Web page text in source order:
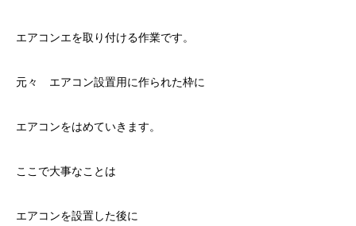
エアコンエを取り付ける作業です。
元々 エアコン設置用に作られた枠に
エアコンをはめていきます。
ここで大事なことは
エアコンを設置した後に